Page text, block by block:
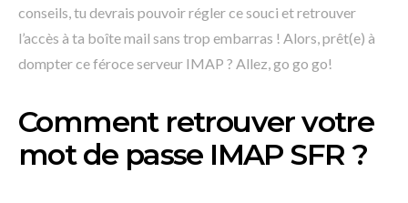
conseils, tu devrais pouvoir régler ce souci et retrouver
l’accès à ta boîte mail sans trop embarras ! Alors, prêt(e) à
dompter ce féroce serveur IMAP ? Allez, go go go!
Comment retrouver votre
mot de passe IMAP SFR ?